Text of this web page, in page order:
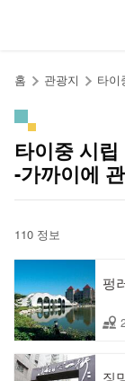
홈 관광지 타이
타이중 시
-가까이에
110 정보
펑
징